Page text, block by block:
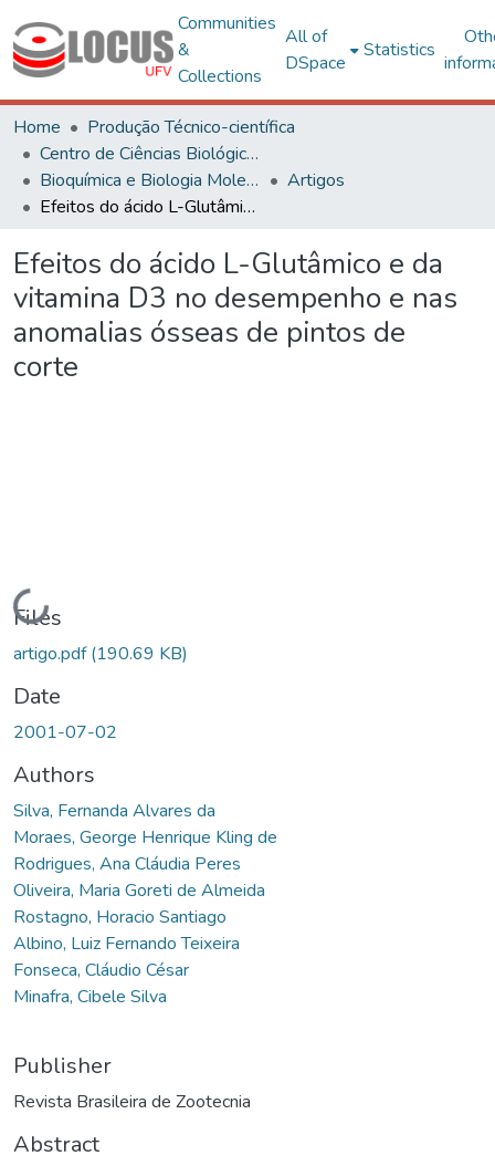
Communities
&
Collections
All of
DSpace
Statistics
Home
Produção Técnico-científica
Centro de Ciências Biológicas e da Saúde
Bioquímica e Biologia Molecular
Artigos
Efeitos do ácido L-Glutâmico e da vitamina D3 no desempenho e nas anomalias ósseas de pintos de corte
Efeitos do ácido L-Glutâmico e da
vitamina D3 no desempenho e nas
anomalias ósseas de pintos de
corte
Loading...
Files
artigo.pdf(190.69 KB)
Date
2001-07-02
Authors
Silva, Fernanda Alvares da
Moraes, George Henrique Kling de
Rodrigues, Ana Cláudia Peres
Oliveira, Maria Goreti de Almeida
Rostagno, Horacio Santiago
Albino, Luiz Fernando Teixeira
Fonseca, Cláudio César
Minafra, Cibele Silva
Publisher
Revista Brasileira de Zootecnia
Abstract